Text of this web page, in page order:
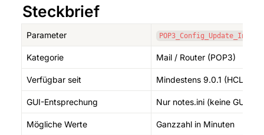
Steckbrief
Parameter
Kategorie Mail / Router (POP3)
Verfügbar seit Mindestens 9.0.1 (HCL-
GUI-Entsprechung Nur notes.ini (keine GUI)
Mögliche Werte Ganzzahl in Minuten